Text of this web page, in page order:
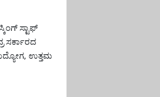
ಸ್ಟಾಫ್
ಸರ್ಕಾರದ
ಉತ್ತಮ